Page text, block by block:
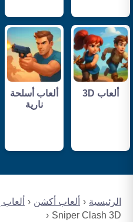
الرئيسية ألعاب أكشن ألعاب
Sniper Clash 3D
ألعاب 3D
ألعاب أسلحة
نارية